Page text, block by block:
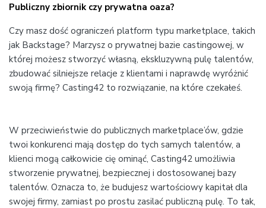
Publiczny zbiornik czy prywatna oaza?
Czy masz dość ograniczeń platform typu marketplace, takich
jak Backstage? Marzysz o prywatnej bazie castingowej, w
której możesz stworzyć własną, ekskluzywną pulę talentów,
zbudować silniejsze relacje z klientami i naprawdę wyróżnić
swoją firmę? Casting42 to rozwiązanie, na które czekałeś.
W przeciwieństwie do publicznych marketplace’ów, gdzie
twoi konkurenci mają dostęp do tych samych talentów, a
klienci mogą całkowicie cię ominąć, Casting42 umożliwia
stworzenie prywatnej, bezpiecznej i dostosowanej bazy
talentów. Oznacza to, że budujesz wartościowy kapitał dla
swojej firmy, zamiast po prostu zasilać publiczną pulę. To tak,